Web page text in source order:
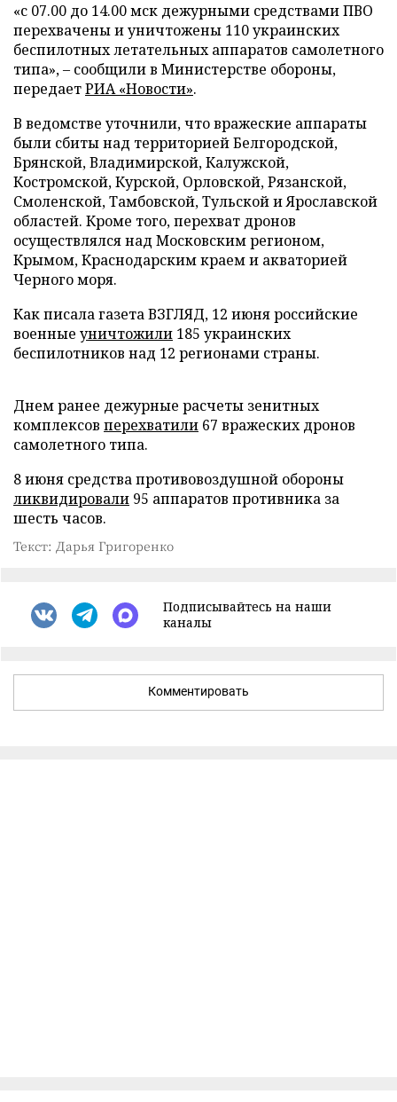
«с 07.00 до 14.00 мск дежурными средствами ПВО
перехвачены и уничтожены 110 украинских
беспилотных летательных аппаратов самолетного
типа», – сообщили в Министерстве обороны,
передаетРИА «Новости».
В ведомстве уточнили, что вражеские аппараты
были сбиты над территорией Белгородской,
Брянской, Владимирской, Калужской,
Костромской, Курской, Орловской, Рязанской,
Смоленской, Тамбовской, Тульской и Ярославской
областей. Кроме того, перехват дронов
осуществлялся над Московским регионом,
Крымом, Краснодарским краем и акваторией
Черного моря.
Как писала газета ВЗГЛЯД, 12 июня российские
военные уничтожили 185 украинских
беспилотников над 12 регионами страны.
Днем ранее дежурные расчеты зенитных
комплексов перехватили 67 вражеских дронов
самолетного типа.
8 июня средства противовоздушной обороны
ликвидировали 95 аппаратов противника за
шесть часов.
Текст: Дарья Григоренко
Подписывайтесь на наши
каналы
Комментировать